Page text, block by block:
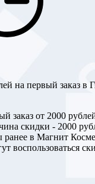
на первый заказ в
заказ от 2000
скидки - 2000
ранее в Магнит
воспользоваться